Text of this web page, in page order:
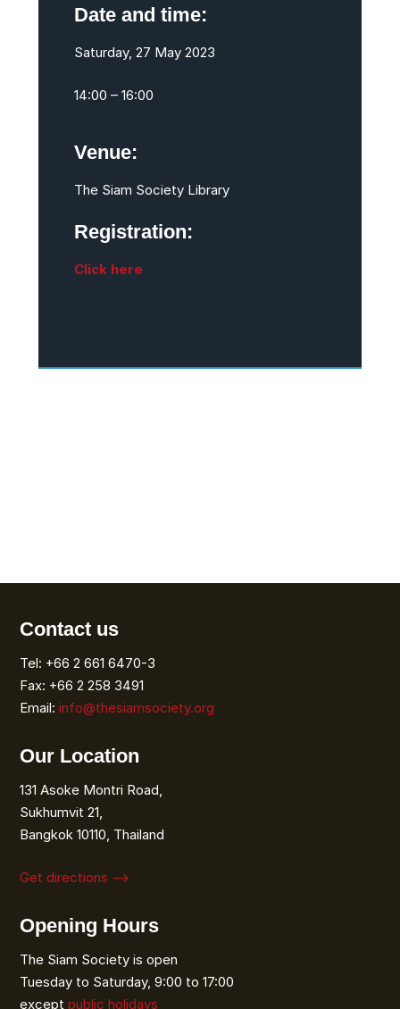
Date and time:
Saturday, 27 May 2023
14:00 – 16:00
Venue:
The Siam Society Library
Registration:
Click here
Contact us
Tel: +66 2 661 6470-3
Fax: +66 2 258 3491
Email:info@thesiamsociety.org
Our Location
131 Asoke Montri Road,
Sukhumvit 21,
Bangkok 10110, Thailand
Get directions ⟶
Opening Hours
The Siam Society is open
Tuesday to Saturday, 9:00 to 17:00
exceptpublic holidays